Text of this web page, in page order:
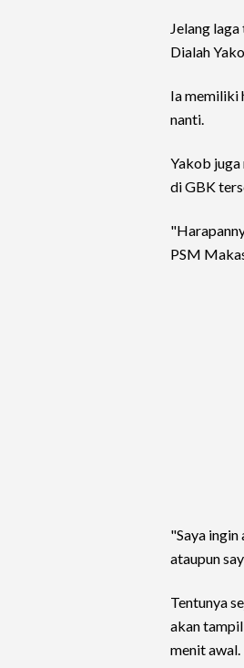
Jelang
Dialah
Ia memiliki
nanti.
Yakob juga
di GBK
PSM
"Saya ingin
ataupun
Tentunya
akan
menit awal.